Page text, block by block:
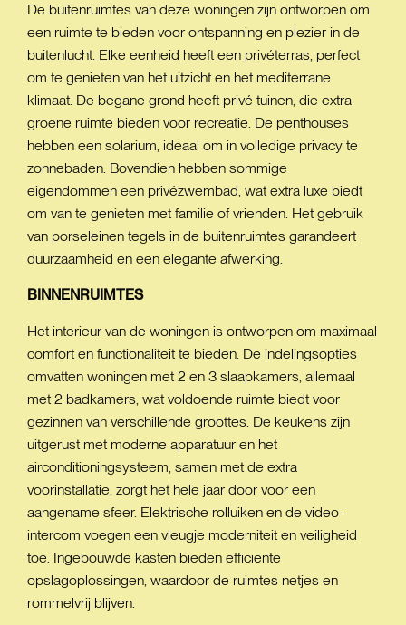
De buitenruimtes van deze woningen zijn ontworpen om
een ruimte te bieden voor ontspanning en plezier in de
buitenlucht. Elke eenheid heeft een privéterras, perfect
om te genieten van het uitzicht en het mediterrane
klimaat. De begane grond heeft privé tuinen, die extra
groene ruimte bieden voor recreatie. De penthouses
hebben een solarium, ideaal om in volledige privacy te
zonnebaden. Bovendien hebben sommige
eigendommen een privézwembad, wat extra luxe biedt
om van te genieten met familie of vrienden. Het gebruik
van porseleinen tegels in de buitenruimtes garandeert
duurzaamheid en een elegante afwerking.
BINNENRUIMTES
Het interieur van de woningen is ontworpen om maximaal
comfort en functionaliteit te bieden. De indelingsopties
omvatten woningen met 2 en 3 slaapkamers, allemaal
met 2 badkamers, wat voldoende ruimte biedt voor
gezinnen van verschillende groottes. De keukens zijn
uitgerust met moderne apparatuur en het
airconditioningsysteem, samen met de extra
voorinstallatie, zorgt het hele jaar door voor een
aangename sfeer. Elektrische rolluiken en de video-
intercom voegen een vleugje moderniteit en veiligheid
toe. Ingebouwde kasten bieden efficiënte
opslagoplossingen, waardoor de ruimtes netjes en
rommelvrij blijven.